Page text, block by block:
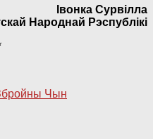
Івонка Сурвілла
Народнай Рэспублікі
Чын